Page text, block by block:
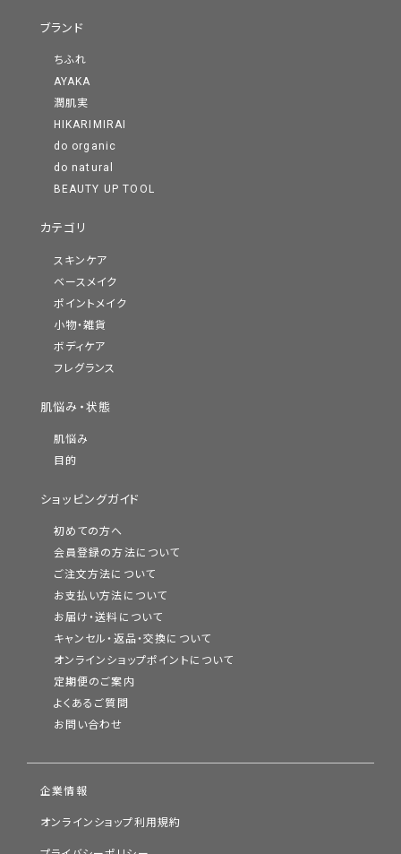
ブランド
ちふれ
AYAKA
潤肌実
HIKARIMIRAI
do organic
do natural
BEAUTY UP TOOL
カテゴリ
スキンケア
ベースメイク
ポイントメイク
小物・雑貨
ボディケア
フレグランス
肌悩み・状態
肌悩み
目的
ショッピングガイド
初めての方へ
会員登録の方法について
ご注文方法について
お支払い方法について
お届け・送料について
キャンセル・返品・交換について
オンラインショップポイントについて
定期便のご案内
よくあるご質問
お問い合わせ
企業情報
オンラインショップ利用規約